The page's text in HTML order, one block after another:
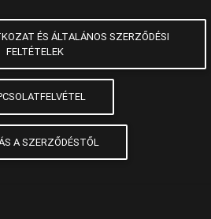
ÉS ÁLTALÁNOS SZERZŐDÉSI
FELTÉTELEK
A SZERZŐDÉSTŐL